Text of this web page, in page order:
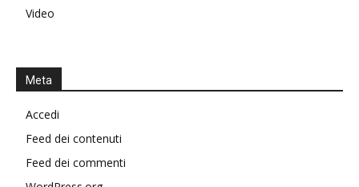
Video
Meta
Accedi
Feed dei contenuti
Feed dei commenti